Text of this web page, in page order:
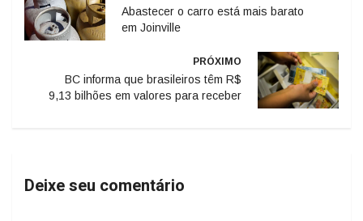
Abastecer o carro está mais barato
em Joinville
PRÓXIMO
BC informa que brasileiros têm R$
9,13 bilhões em valores para receber
Deixe seu comentário